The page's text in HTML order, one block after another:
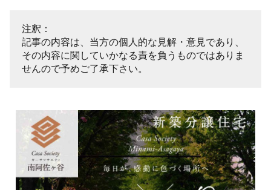
注釈：
記事の内容は、当方の個人的な見解・意見であり、
その内容に関していかなる責を負うものではありま
せんので予めご了承下さい。